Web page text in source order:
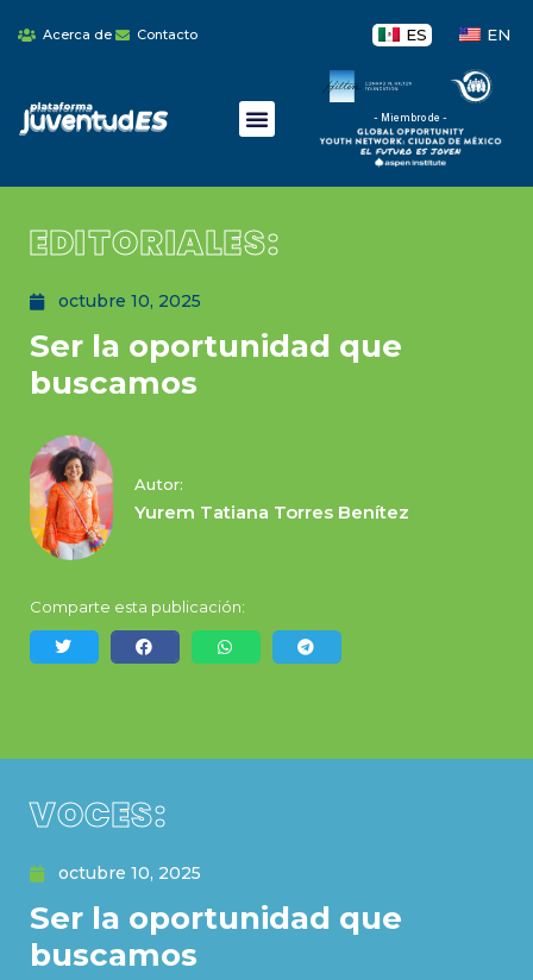
Acerca de Contacto ES EN
- Miembro de -
EDITORIALES:
octubre 10, 2025
Ser la oportunidad que
buscamos
Autor:
Yurem Tatiana Torres Benítez
Comparte esta publicación:
VOCES:
octubre 10, 2025
Ser la oportunidad que
buscamos